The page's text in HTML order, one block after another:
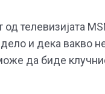
телевизијата
и дека вакво
да биде